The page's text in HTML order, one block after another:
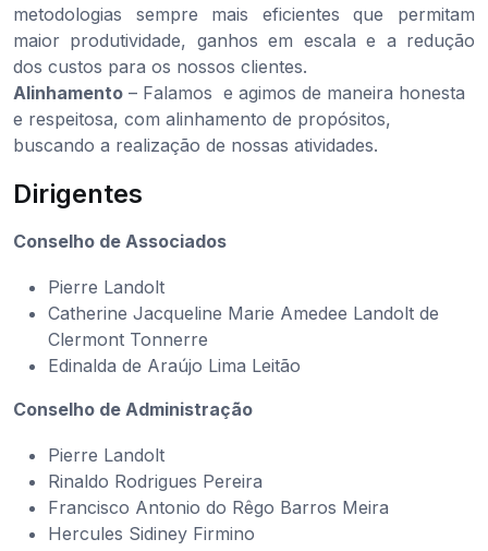
metodologias sempre mais eficientes que permitam
maior produtividade, ganhos em escala e a redução
dos custos para os nossos clientes.
Alinhamento – Falamos e agimos de maneira honesta
e respeitosa, com alinhamento de propósitos,
buscando a realização de nossas atividades.
Dirigentes
Conselho de Associados
Pierre Landolt
Catherine Jacqueline Marie Amedee Landolt de
Clermont Tonnerre
Edinalda de Araújo Lima Leitão
Conselho de Administração
Pierre Landolt
Rinaldo Rodrigues Pereira
Francisco Antonio do Rêgo Barros Meira
Hercules Sidiney Firmino